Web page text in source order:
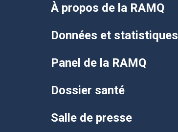
À propos de la RAMQ
Données et statistiques
Panel de la RAMQ
Dossier santé
Salle de presse